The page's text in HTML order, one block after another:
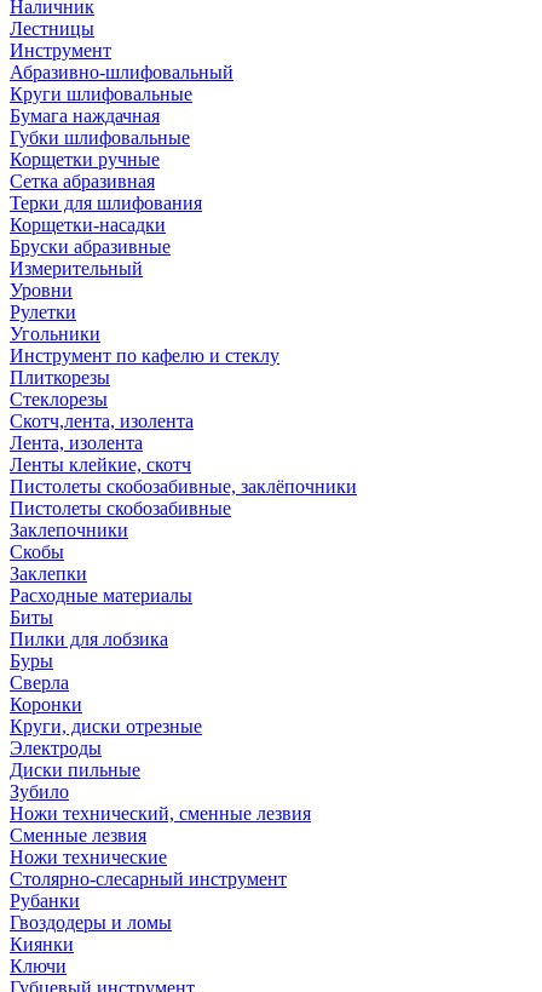
Наличник
Лестницы
Инструмент
Абразивно-шлифовальный
Круги шлифовальные
Бумага наждачная
Губки шлифовальные
Корщетки ручные
Сетка абразивная
Терки для шлифования
Корщетки-насадки
Бруски абразивные
Измерительный
Уровни
Рулетки
Угольники
Инструмент по кафелю и стеклу
Плиткорезы
Стеклорезы
Скотч,лента, изолента
Лента, изолента
Ленты клейкие, скотч
Пистолеты скобозабивные, заклёпочники
Пистолеты скобозабивные
Заклепочники
Скобы
Заклепки
Расходные материалы
Биты
Пилки для лобзика
Буры
Сверла
Коронки
Круги, диски отрезные
Электроды
Диски пильные
Зубило
Ножи технический, сменные лезвия
Сменные лезвия
Ножи технические
Столярно-слесарный инструмент
Рубанки
Гвоздодеры и ломы
Киянки
Ключи
Губцевый инструмент